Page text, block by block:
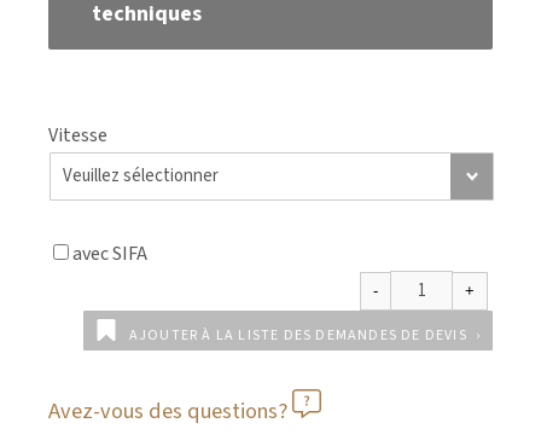
techniques
Vitesse
avec SIFA
AJOUTER À LA LISTE DES DEMANDES DE DEVIS
Avez-vous des questions?